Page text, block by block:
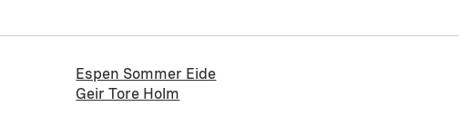
Espen Sommer Eide
Geir Tore Holm